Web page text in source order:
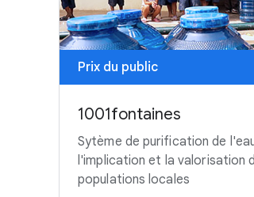
Prix du public
1001fontaines
Sytème de purification de
l'implication et la valorisation
populations locales